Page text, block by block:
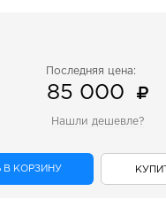
Последняя цена:
85 000
Нашли дешевле?
В КОРЗИНУ